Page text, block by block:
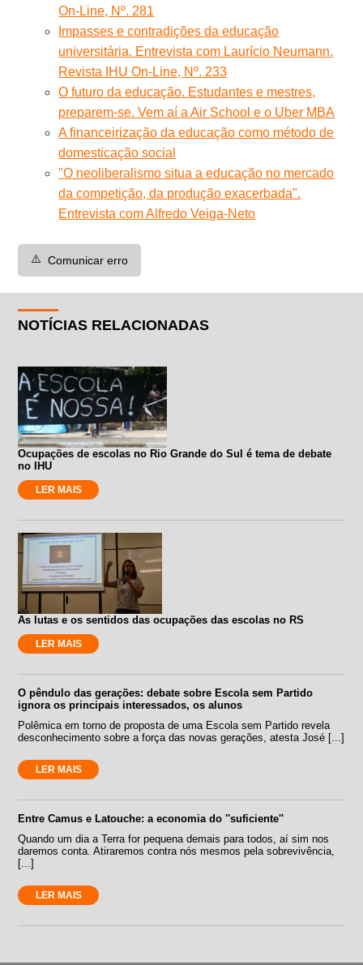
On-Line, Nº. 281
Impasses e contradições da educação
universitária. Entrevista com Laurício Neumann.
Revista IHU On-Line, Nº. 233
O futuro da educação. Estudantes e mestres,
preparem-se. Vem aí a Air School e o Uber MBA
A financeirização da educação como método de
domesticação social
"O neoliberalismo situa a educação no mercado
da competição, da produção exacerbada".
Entrevista com Alfredo Veiga-Neto
⚠️ Comunicar erro
NOTÍCIAS RELACIONADAS
Ocupações de escolas no Rio Grande do Sul é tema de debate
no IHU
LER MAIS
As lutas e os sentidos das ocupações das escolas no RS
LER MAIS
O pêndulo das gerações: debate sobre Escola sem Partido
ignora os principais interessados, os alunos
Polêmica em torno de proposta de uma Escola sem Partido revela
desconhecimento sobre a força das novas gerações, atesta José [...]
LER MAIS
Entre Camus e Latouche: a economia do ''suficiente''
Quando um dia a Terra for pequena demais para todos, aí sim nos
daremos conta. Atiraremos contra nós mesmos pela sobrevivência,
[...]
LER MAIS